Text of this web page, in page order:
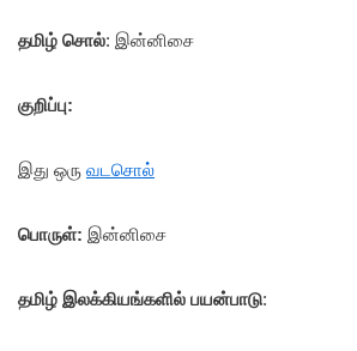
தமிழ் சொல்: இன்னிசை
குறிப்பு:
இது ஒரு வடசொல்
பொருள்: இன்னிசை
தமிழ் இலக்கியங்களில் பயன்பாடு: